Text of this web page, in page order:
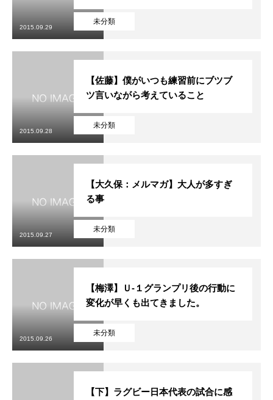
未分類
2015.09.29
未分類
【佐藤】僕がいつも練習前にブツブ
ツ言いながら考えていること
2015.09.28
未分類
【大久保：メルマガ】大人が多すぎ
る事
2015.09.27
未分類
【梅澤】Ｕ-１グランプリ後の行動に
変化が早くも出てきました。
2015.09.26
【下】ラグビー日本代表の試合に感